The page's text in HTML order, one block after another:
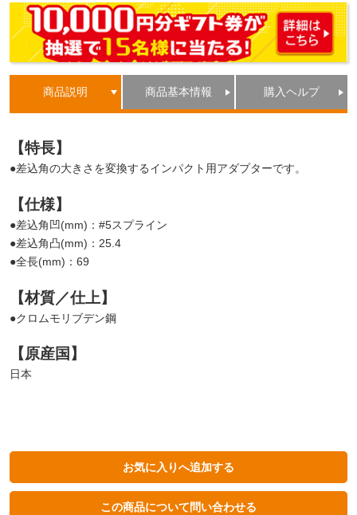
商品説明 商品基本情報 購入ヘルプ
【特長】
●差込角の大きさを変換するインパクト用アダプターです。
【仕様】
●差込角凹(mm)：#5スプライン
●差込角凸(mm)：25.4
●全長(mm)：69
【材質／仕上】
●クロムモリブデン鋼
【原産国】
日本